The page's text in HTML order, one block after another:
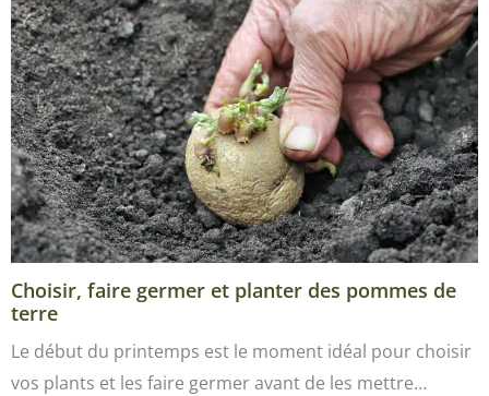
Choisir, faire germer et planter des pommes de
terre
Le début du printemps est le moment idéal pour choisir
vos plants et les faire germer avant de les mettre…